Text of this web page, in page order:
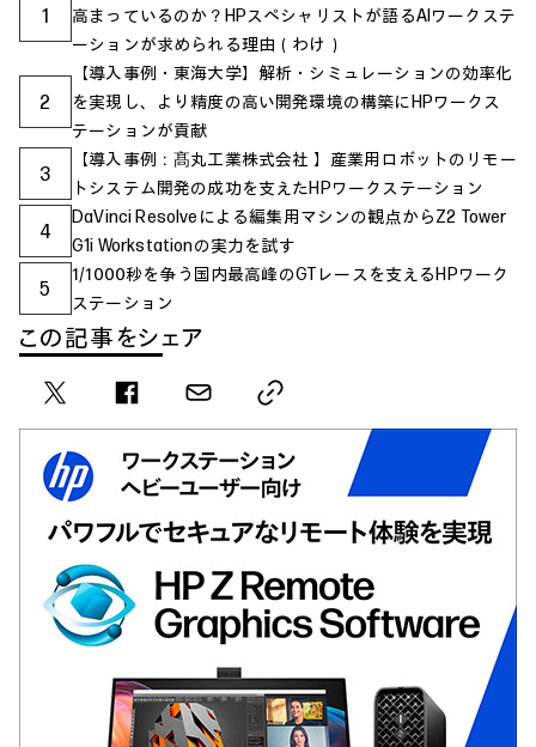
1
高まっているのか？HPスペシャリストが語るAIワークステ
ーションが求められる理由（わけ）
2
【導入事例・東海大学】解析・シミュレーションの効率化
を実現し、より精度の高い開発環境の構築にHPワークス
テーションが貢献
3
【導入事例：髙丸工業株式会社 】産業用ロボットのリモー
トシステム開発の成功を支えたHPワークステーション
4
DaVinci Resolveによる編集用マシンの観点からZ2 Tower
G1i Workstationの実力を試す
5
1/1000秒を争う国内最高峰のGTレースを支えるHPワーク
ステーション
この記事をシェア